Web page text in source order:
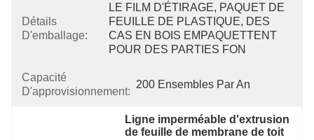
Détails
D'emballage:
LE FILM D'ÉTIRAGE, PAQUET DE
FEUILLE DE PLASTIQUE, DES
CAS EN BOIS EMPAQUETTENT
POUR DES PARTIES FON
Capacité
D'approvisionnement:
200 Ensembles Par An
Ligne imperméable d'extrusion
de feuille de membrane de toit